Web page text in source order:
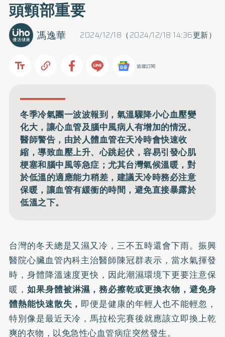
頭頸部重要
2024/12/18（2024/12/18 14:36更新）
馮逸華
追蹤訂閱
冬季冷氣團一波波報到，氣溫驟降小心血壓變
化大，讓心血管及腦中風病人有增加的情況。
醫師警告，由於人體血管在天冷時會快速收
縮，導致血壓上升、心跳起伏，容易引發心肌
梗塞和腦中風等急症；尤其台灣氣候溫暖，對
於低溫的適應能力稍差，建議天冷時務必注意
保暖，讓血管有緩衝的時間，避免直接暴露於
低溫之下。
台灣的冬天總是又濕又冷，三不五時還會下雨。振興
醫院心臟血管內科主治醫師陳冠群表示，當水氣揮發
時，身體降溫速度更快，因此潮濕環境下更要注意保
暖， 如果身體被淋濕，務必擦乾或更換衣物，避免身
體熱能快速散失， 即便是健康的年輕人也不能輕忽，
特別像是最近天冷，馬拉松完賽後就應該立即換上乾
爽的衣物，以免急性心血管病症突然發生。